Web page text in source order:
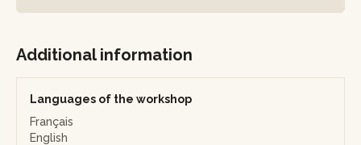
Additional information
Languages of the workshop
Français
English